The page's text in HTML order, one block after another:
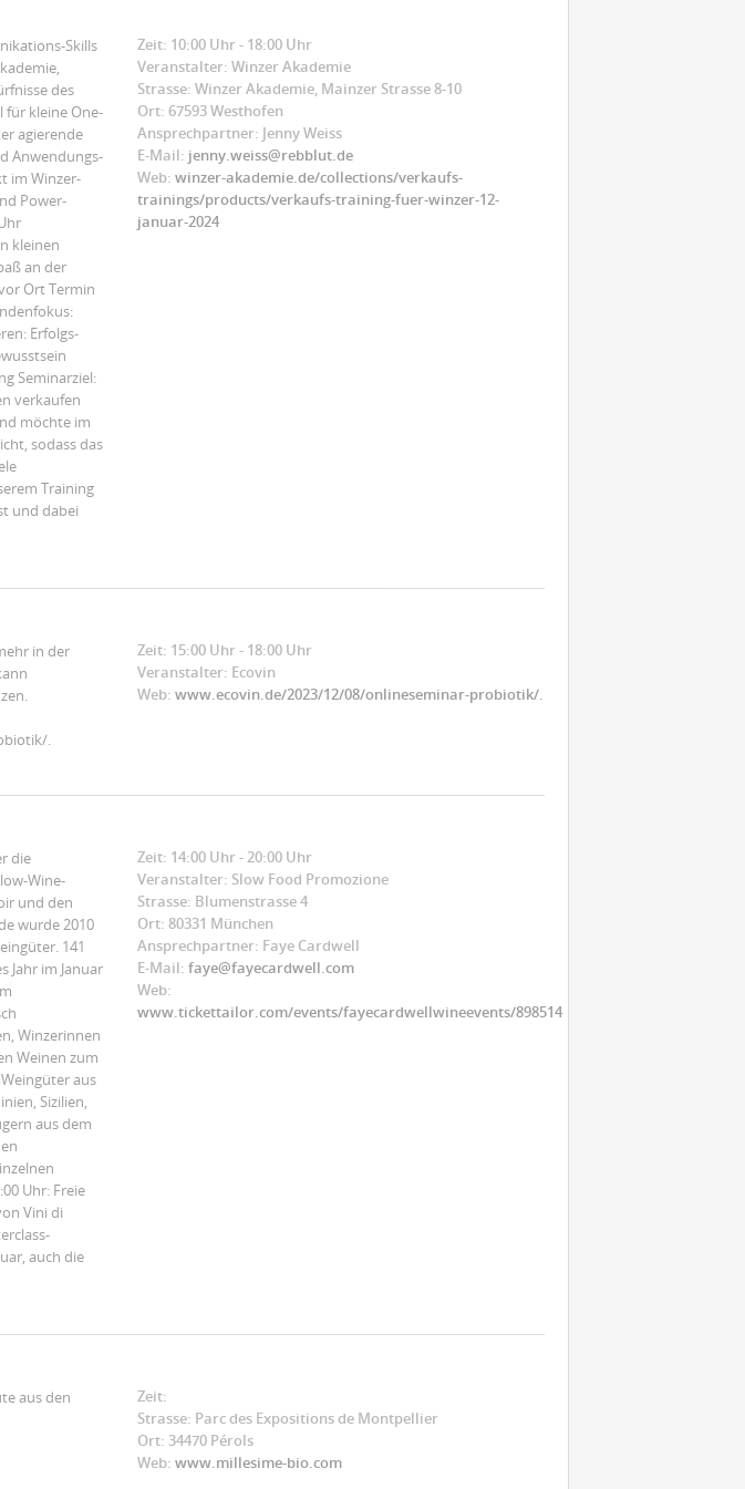
Skills
des
für kleine One-
agierende
Anwendungs-
im Winzer-
Power-
kleinen
an der
Ort Termin
Erfolgs-
Seminarziel:
verkaufen
möchte im
sodass das
Training
und dabei
Zeit: 10:00 Uhr - 18:00 Uhr
Veranstalter: Winzer Akademie
Strasse: Winzer Akademie, Mainzer Strasse 8-10
Ort: 67593 Westhofen
Ansprechpartner: Jenny Weiss
E-Mail: jenny.weiss@rebblut.de
Web: winzer-akademie.de/collections/verkaufs-
trainings/products/verkaufs-training-fuer-winzer-12-
januar-2024
in der
.
Zeit: 15:00 Uhr - 18:00 Uhr
Veranstalter: Ecovin
Web: www.ecovin.de/2023/12/08/onlineseminar-probiotik/.
die
Wine-
und den
wurde 2010
141
Jahr im Januar
Winzerinnen
Weinen zum
aus
Sizilien,
aus dem
Uhr: Freie
Vini di
auch die
Zeit: 14:00 Uhr - 20:00 Uhr
Veranstalter: Slow Food Promozione
Strasse: Blumenstrasse 4
Ort: 80331 München
Ansprechpartner: Faye Cardwell
E-Mail: faye@fayecardwell.com
Web:
www.tickettailor.com/events/fayecardwellwineevents/898514
aus den
Zeit:
Strasse: Parc des Expositions de Montpellier
Ort: 34470 Pérols
Web: www.millesime-bio.com